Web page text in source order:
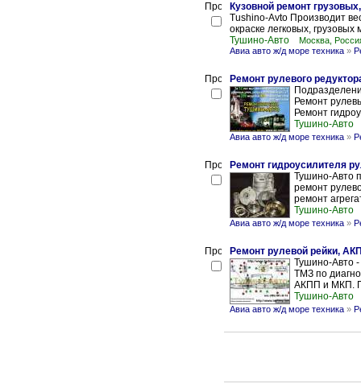
Кузовной ремонт
Tushino-Avto Производит
окраске легковых,
Тушино-Авто
Москва,
Авиа авто ж/д море техника »
Ремонт рулевого
Ремонт
Ремонт
Тушино-Авто
Авиа авто ж/д море техника »
Ремонт гидроусилителя
Тушино-Авто
ремонт
ремонт
Тушино-Авто
Авиа авто ж/д море техника »
Ремонт рулевой рейки,
Тушино-Авто
ТМЗ по
АКПП и МКП.
Тушино-Авто
Авиа авто ж/д море техника »